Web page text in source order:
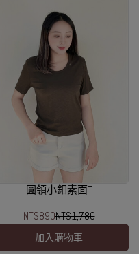
圓領小釦素面T
NT$890NT$1,780
加入購物車